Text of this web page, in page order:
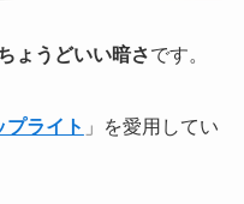
ょうどいい暗さです。
プライト 」を愛用してい